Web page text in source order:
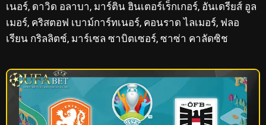
เนอร์, ดาวิด อลาบา, มาร์ติน ฮินเตอร์เร็กเกอร์, อันเดรียส์ อูล
เมอร์, คริสตอฟ เบาม์การ์ทเนอร์, คอนราด ไลเมอร์, ฟลอ
เรียน กริลลิตช์, มาร์เซล ซาบิตเซอร์, ซาซ่า คาลัดซิช